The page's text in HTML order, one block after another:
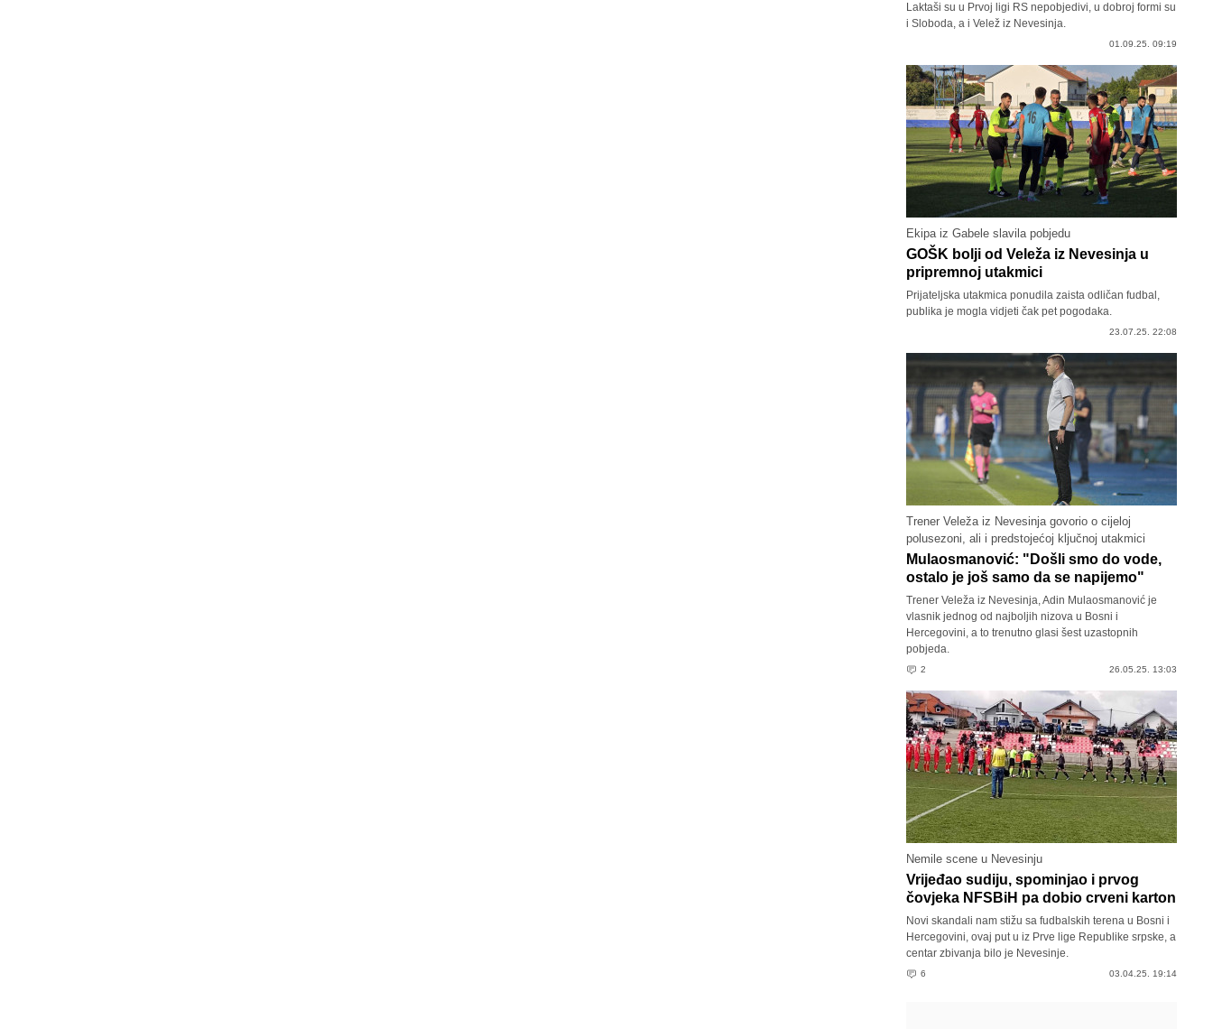
Laktaši su u Prvoj ligi RS nepobjedivi, u dobroj formi su
i Sloboda, a i Velež iz Nevesinja.
01.09.25. 09:19
Ekipa iz Gabele slavila pobjedu
GOŠK bolji od Veleža iz Nevesinja u
pripremnoj utakmici
Prijateljska utakmica ponudila zaista odličan fudbal,
publika je mogla vidjeti čak pet pogodaka.
23.07.25. 22:08
Trener Veleža iz Nevesinja govorio o cijeloj
polusezoni, ali i predstojećoj ključnoj utakmici
Mulaosmanović: "Došli smo do vode,
ostalo je još samo da se napijemo"
Trener Veleža iz Nevesinja, Adin Mulaosmanović je
vlasnik jednog od najboljih nizova u Bosni i
Hercegovini, a to trenutno glasi šest uzastopnih
pobjeda.
2 26.05.25. 13:03
Nemile scene u Nevesinju
Vrijeđao sudiju, spominjao i prvog
čovjeka NFSBiH pa dobio crveni karton
Novi skandali nam stižu sa fudbalskih terena u Bosni i
Hercegovini, ovaj put u iz Prve lige Republike srpske, a
centar zbivanja bilo je Nevesinje.
6 03.04.25. 19:14